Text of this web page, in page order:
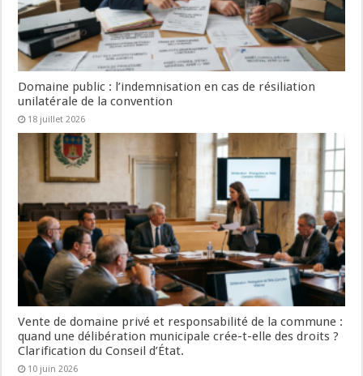
Domaine public : l’indemnisation en cas de résiliation
unilatérale de la convention
18 juillet 2026
Vente de domaine privé et responsabilité de la commune :
quand une délibération municipale crée-t-elle des droits ?
Clarification du Conseil d’État.
10 juin 2026